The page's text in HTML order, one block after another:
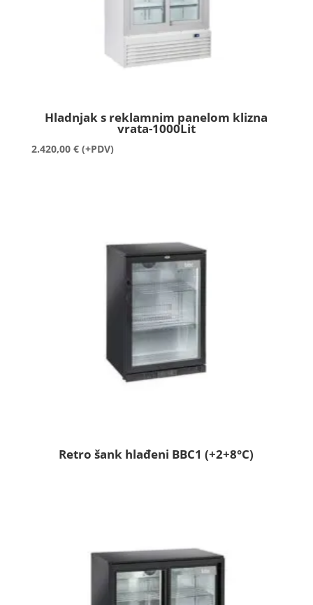
Hladnjak s reklamnim panelom klizna
vrata-1000Lit
2.420,00 € (+PDV)
Retro šank hlađeni BBC1 (+2+8°C)